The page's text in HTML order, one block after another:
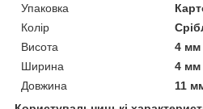
Упаковка
Колір
Висота
4 мм
Ширина
4 мм
Довжина
11